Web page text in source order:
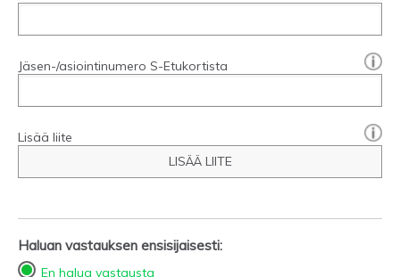
Jäsen-/asiointinumero S-Etukortista
Lisää liite
LISÄÄ LIITE
Haluan vastauksen ensisijaisesti:
En halua vastausta